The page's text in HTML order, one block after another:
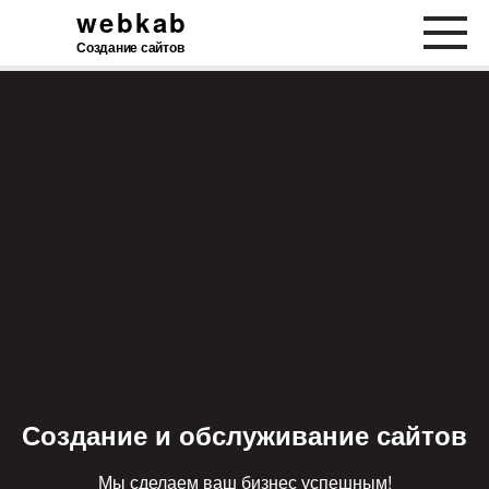
webkab
Создание сайтов
Создание и обслуживание сайтов
Мы сделаем ваш бизнес успешным!